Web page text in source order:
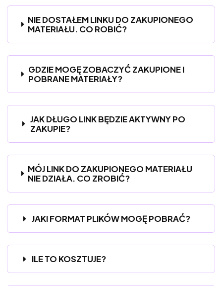
NIE DOSTAŁEM LINKU DO ZAKUPIONEGO
MATERIAŁU. CO ROBIĆ?
GDZIE MOGĘ ZOBACZYĆ ZAKUPIONE I
POBRANE MATERIAŁY?
JAK DŁUGO LINK BĘDZIE AKTYWNY PO
ZAKUPIE?
MÓJ LINK DO ZAKUPIONEGO MATERIAŁU
NIE DZIAŁA. CO ZROBIĆ?
JAKI FORMAT PLIKÓW MOGĘ POBRAĆ?
ILE TO KOSZTUJE?